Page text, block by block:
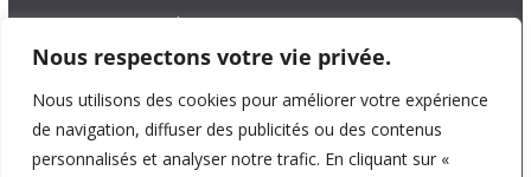
Nous respectons votre vie privée.
Nous utilisons des cookies pour améliorer votre expérience
de navigation, diffuser des publicités ou des contenus
personnalisés et analyser notre trafic. En cliquant sur «
87036 Limoges Cedex.
Tél. 05 55 06 14 15
Nous écrire